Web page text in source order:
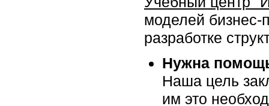
моделей
разработке
Нужна
Наша цель
им это